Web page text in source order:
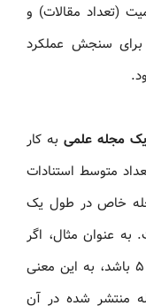
(تعداد مقالات) و
برای سنجش عملکرد
یک مجله علمی به کار
متوسط استنادات
خاص در طول یک
عنوان مثال، اگر
ایمپکت فاکتور یک ژورنال برابر با ۵ باشد، به این معنی
منتشر شده در آن